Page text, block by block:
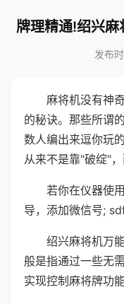
牌理精通!绍兴
发布
麻将机没有神
的秘诀。那些所谓
数人编出来逗你玩
从来不是靠"破绽"
若你在仪器使
导，添加微信号;
绍兴麻将机万
般是指通过一些无
实现控制麻将牌功